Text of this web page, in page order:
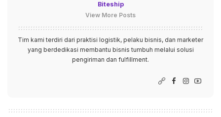
Biteship
View More Posts
Tim kami terdiri dari praktisi logistik, pelaku bisnis, dan marketer
yang berdedikasi membantu bisnis tumbuh melalui solusi
pengiriman dan fulfillment.